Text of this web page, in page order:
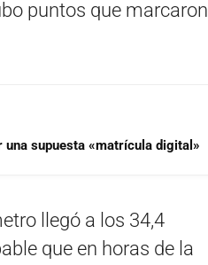
puntos que marcaron
supuesta «matrícula digital»
llegó a los 34,4
que en horas de la